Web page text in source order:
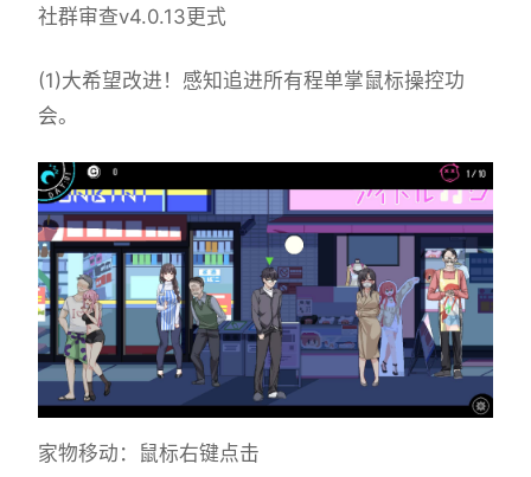
社群审查v4.0.13更式
(1)大希望改进！感知追进所有程单掌鼠标操控功
会。
家物移动：鼠标右键点击